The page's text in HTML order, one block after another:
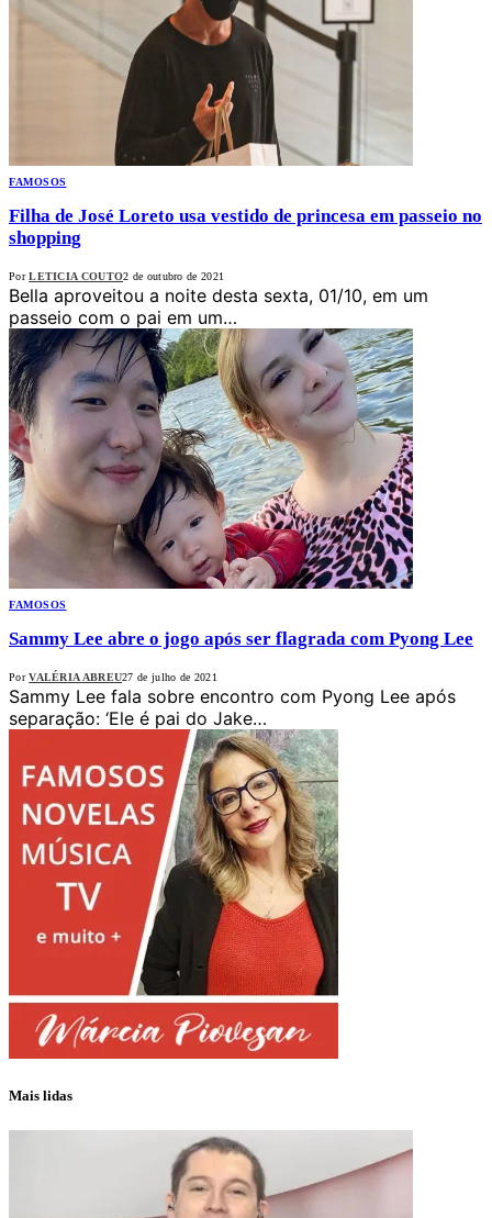
FAMOSOS
Filha de José Loreto usa vestido de princesa em passeio no
shopping
Por LETICIA COUTO2 de outubro de 2021
Bella aproveitou a noite desta sexta, 01/10, em um
passeio com o pai em um…
FAMOSOS
Sammy Lee abre o jogo após ser flagrada com Pyong Lee
Por VALÉRIA ABREU27 de julho de 2021
Sammy Lee fala sobre encontro com Pyong Lee após
separação: ‘Ele é pai do Jake…
Mais lidas